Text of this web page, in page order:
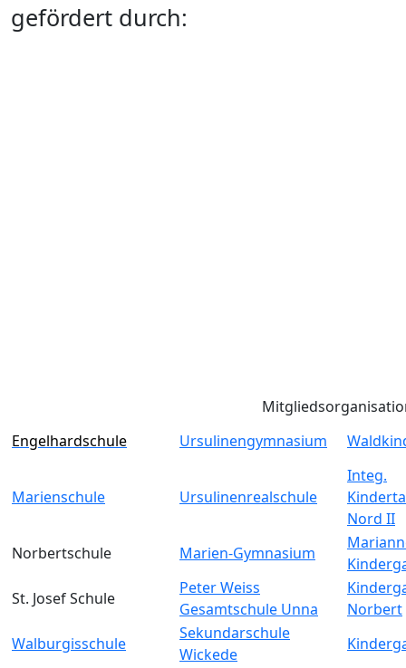
gefördert durch:
Engelhardschule
Ursulinengymnasium
Marienschule Ursulinenrealschule
Integ.
Nord II
Norbertschule
Marien-Gymnasium
St. Josef Schule
Peter Weiss
Gesamtschule Unna
Norbert
Walburgisschule
Sekundarschule
Wickede